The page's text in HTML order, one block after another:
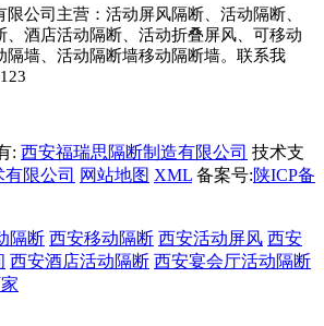
公司主营：活动屏风隔断、活动隔断、
、酒店活动隔断、活动折叠屏风、可移动
隔墙、活动隔断墙移动隔断墙。联系我
: 西安福瑞思隔断制造有限公司 技术支
限公司 网站地图 XML 备案号:陕ICP备
隔断 西安移动隔断 西安活动屏风 西安
西安酒店活动隔断 西安宴会厅活动隔断